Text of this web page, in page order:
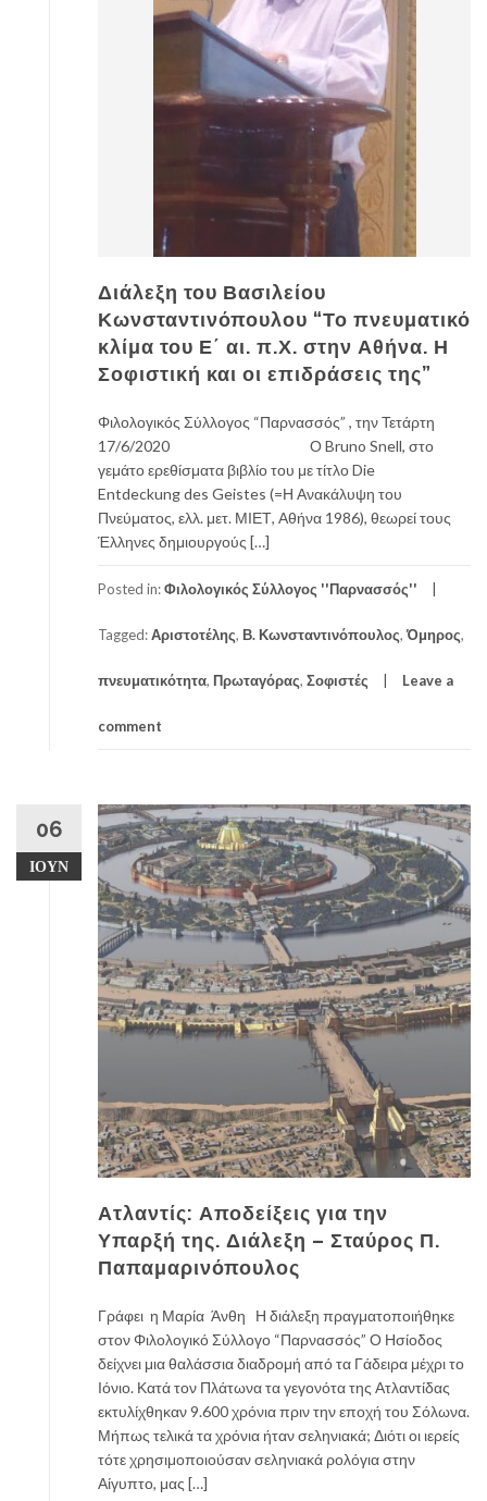
Διάλεξη του Βασιλείου
Κωνσταντινόπουλου “Το πνευματικό
κλίμα του Ε΄ αι. π.Χ. στην Αθήνα. Η
Σοφιστική και οι επιδράσεις της”
Φιλολογικός Σύλλογος “Παρνασσός” , την Τετάρτη
17/6/2020 Ο Bruno Snell, στο
γεμάτο ερεθίσματα βιβλίο του με τίτλο Die
Entdeckung des Geistes (=Η Ανακάλυψη του
Πνεύματος, ελλ. μετ. ΜΙΕΤ, Αθήνα 1986), θεωρεί τους
Έλληνες δημιουργούς […]
Posted in:Φιλολογικός Σύλλογος ''Παρνασσός''
Tagged:Αριστοτέλης, Β. Κωνσταντινόπουλος, Όμηρος,
πνευματικότητα, Πρωταγόρας, Σοφιστές Leave a
comment
06
ΙΟΎΝ
Ατλαντίς: Αποδείξεις για την
Υπαρξή της. Διάλεξη – Σταύρος Π.
Παπαμαρινόπουλος
Γράφει η Μαρία Άνθη Η διάλεξη πραγματοποιήθηκε
στον Φιλολογικό Σύλλογο “Παρνασσός” Ο Ησίοδος
δείχνει μια θαλάσσια διαδρομή από τα Γάδειρα μέχρι το
Ιόνιο. Κατά τον Πλάτωνα τα γεγονότα της Ατλαντίδας
εκτυλίχθηκαν 9.600 χρόνια πριν την εποχή του Σόλωνα.
Μήπως τελικά τα χρόνια ήταν σεληνιακά; Διότι οι ιερείς
τότε χρησιμοποιούσαν σεληνιακά ρολόγια στην
Αίγυπτο, μας […]